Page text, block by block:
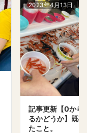
2023年4月13日
記事更新【0から
るかどうか】既
たこと。